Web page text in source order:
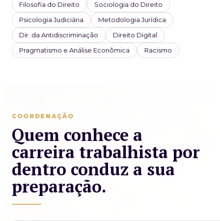
Filosofia do Direito
Sociologia do Direito
Psicologia Judiciária
Metodologia Jurídica
Dir. da Antidiscriminação
Direito Digital
Pragmatismo e Análise Econômica
Racismo
COORDENAÇÃO
Quem conhece a
carreira trabalhista por
dentro conduz a sua
preparação.